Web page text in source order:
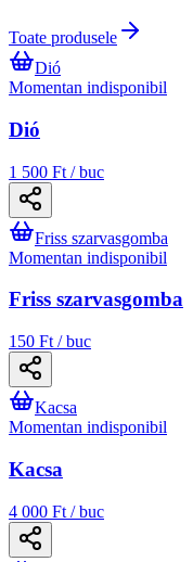
Toate produsele
Dió
Momentan indisponibil
Dió
1 500 Ft / buc
Friss szarvasgomba
Momentan indisponibil
Friss szarvasgomba
150 Ft / buc
Kacsa
Momentan indisponibil
Kacsa
4 000 Ft / buc